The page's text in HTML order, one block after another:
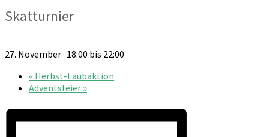
Skatturnier
27. November · 18:00 bis 22:00
« Herbst-Laubaktion
Adventsfeier »